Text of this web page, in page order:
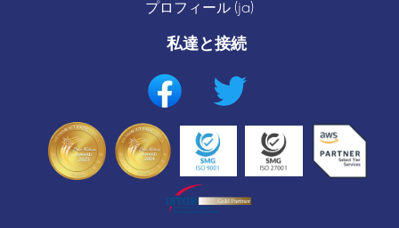
プロフィール (ja)
私達と接続